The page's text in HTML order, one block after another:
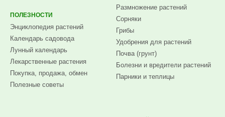
ПОЛЕЗНОСТИ
Энциклопедия растений
Календарь садовода
Лунный календарь
Лекарственные растения
Покупка, продажа, обмен
Полезные советы
Размножение растений
Сорняки
Грибы
Удобрения для растений
Почва (грунт)
Болезни и вредители растений
Парники и теплицы